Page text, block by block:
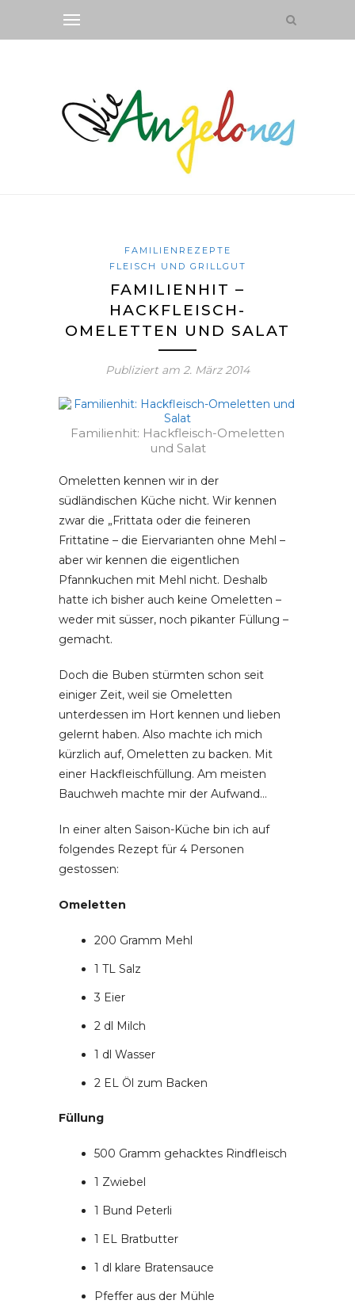
FAMILIENREZEPTE
FLEISCH UND GRILLGUT
FAMILIENHIT –
HACKFLEISCH-
OMELETTEN UND SALAT
Publiziert am 2. März 2014
Familienhit: Hackfleisch-Omeletten
und Salat
Omeletten kennen wir in der
südländischen Küche nicht. Wir kennen
zwar die „Frittata oder die feineren
Frittatine – die Eiervarianten ohne Mehl –
aber wir kennen die eigentlichen
Pfannkuchen mit Mehl nicht. Deshalb
hatte ich bisher auch keine Omeletten –
weder mit süsser, noch pikanter Füllung –
gemacht.
Doch die Buben stürmten schon seit
einiger Zeit, weil sie Omeletten
unterdessen im Hort kennen und lieben
gelernt haben. Also machte ich mich
kürzlich auf, Omeletten zu backen. Mit
einer Hackfleischfüllung. Am meisten
Bauchweh machte mir der Aufwand…
In einer alten Saison-Küche bin ich auf
folgendes Rezept für 4 Personen
gestossen:
Omeletten
200 Gramm Mehl
1 TL Salz
3 Eier
2 dl Milch
1 dl Wasser
2 EL Öl zum Backen
Füllung
500 Gramm gehacktes Rindfleisch
1 Zwiebel
1 Bund Peterli
1 EL Bratbutter
1 dl klare Bratensauce
Pfeffer aus der Mühle